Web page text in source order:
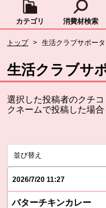
カテゴリ 消費材検索
トップ > 生活クラブサポー
生活クラブサ
選択した投稿者のクチ
クネームで投稿した場
並び替え
2026/7/20 11:27
バターチキンカレー